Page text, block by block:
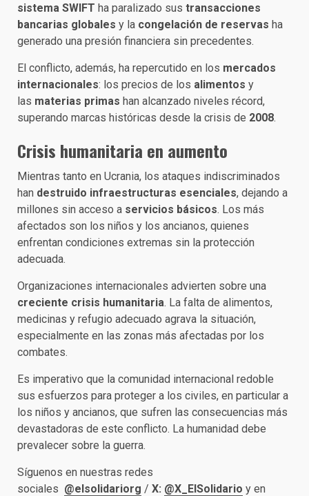
sistema SWIFT ha paralizado sus transacciones
bancarias globales y la congelación de reservas ha
generado una presión financiera sin precedentes.
El conflicto, además, ha repercutido en los mercados
internacionales: los precios de los alimentos y
las materias primas han alcanzado niveles récord,
superando marcas históricas desde la crisis de 2008.
Crisis humanitaria en aumento
Mientras tanto en Ucrania, los ataques indiscriminados
han destruido infraestructuras esenciales, dejando a
millones sin acceso a servicios básicos. Los más
afectados son los niños y los ancianos, quienes
enfrentan condiciones extremas sin la protección
adecuada.
Organizaciones internacionales advierten sobre una
creciente crisis humanitaria. La falta de alimentos,
medicinas y refugio adecuado agrava la situación,
especialmente en las zonas más afectadas por los
combates.
Es imperativo que la comunidad internacional redoble
sus esfuerzos para proteger a los civiles, en particular a
los niños y ancianos, que sufren las consecuencias más
devastadoras de este conflicto. La humanidad debe
prevalecer sobre la guerra.
Síguenos en nuestras redes
sociales @elsolidariorg / X: @X_ElSolidario y en